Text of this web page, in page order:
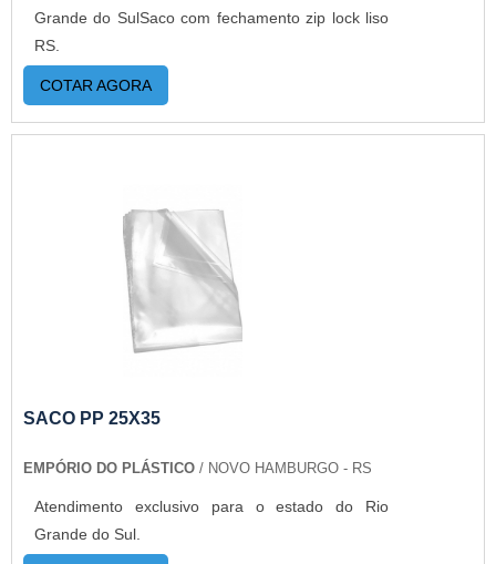
Grande do SulSaco com fechamento zip lock liso
RS.
COTAR AGORA
SACO PP 25X35
EMPÓRIO DO PLÁSTICO / NOVO HAMBURGO - RS
Atendimento exclusivo para o estado do Rio
Grande do Sul.